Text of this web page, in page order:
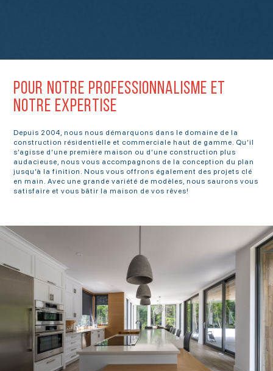
POUR NOTRE PROFESSIONNALISME ET
NOTRE EXPERTISE
Depuis 2004, nous nous démarquons dans le domaine de la
construction résidentielle et commerciale haut de gamme. Qu’il
s’agisse d’une première maison ou d’une construction plus
audacieuse, nous vous accompagnons de la conception du plan
jusqu’à la finition. Nous vous offrons également des projets clé
en main. Avec une grande variété de modèles, nous saurons vous
satisfaire et vous bâtir la maison de vos rêves!